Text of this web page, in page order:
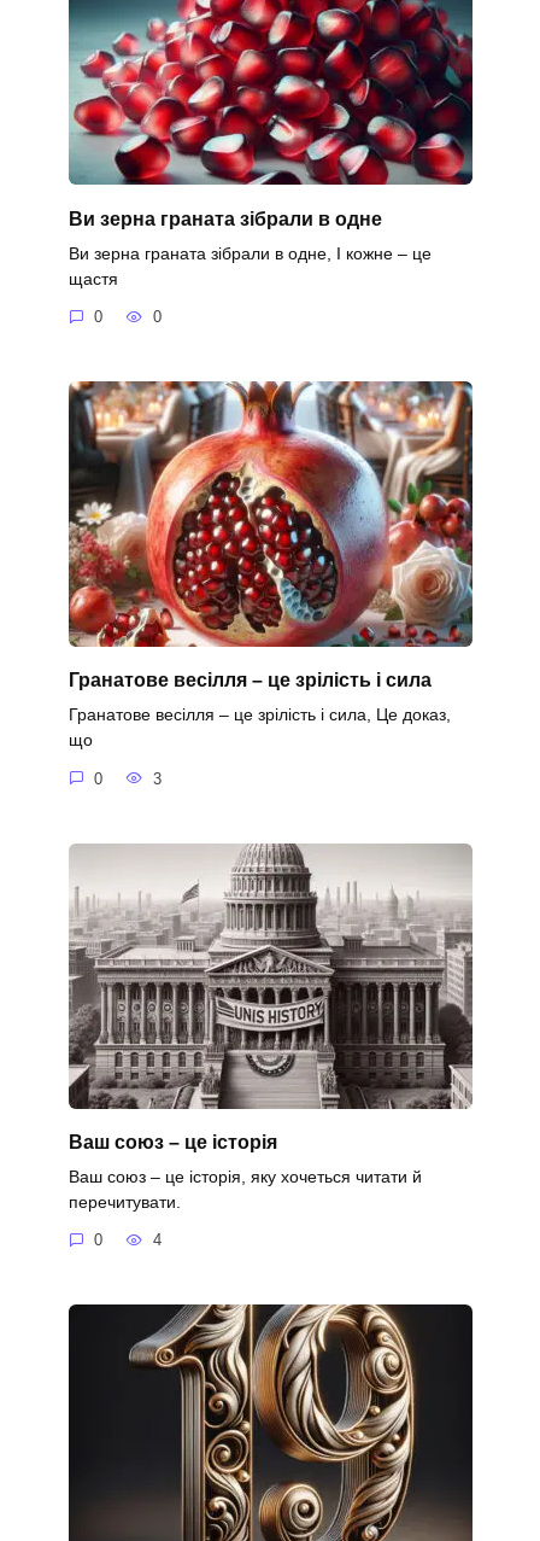
Ви зерна граната зібрали в одне
Ви зерна граната зібрали в одне, І кожне – це
щастя
0 0
Гранатове весілля – це зрілість і сила
Гранатове весілля – це зрілість і сила, Це доказ,
що
0 3
Ваш союз – це історія
Ваш союз – це історія, яку хочеться читати й
перечитувати.
0 4